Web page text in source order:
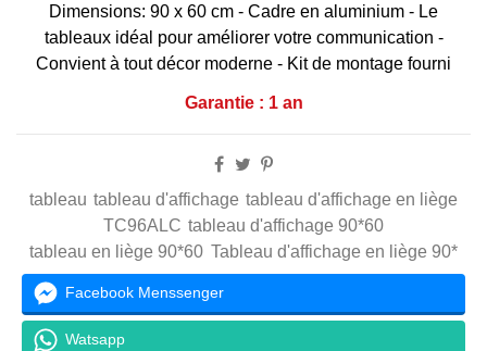
Dimensions: 90 x 60 cm - Cadre en aluminium - Le
tableaux idéal pour améliorer votre communication -
Convient à tout décor moderne - Kit de montage fourni
Garantie : 1 an
tableau tableau d'affichage tableau d'affichage en liège
TC96ALC tableau d'affichage 90*60
tableau en liège 90*60 Tableau d'affichage en liège 90*
Facebook Menssenger
Watsapp